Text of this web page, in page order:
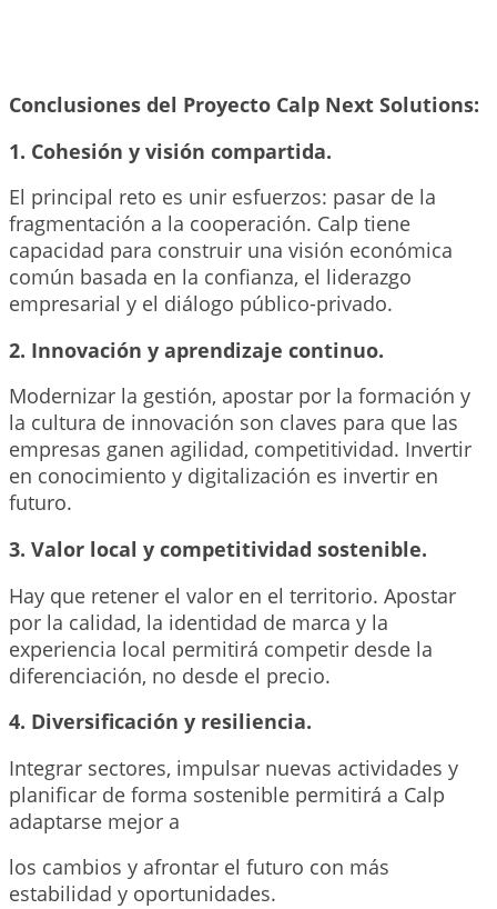
Conclusiones del Proyecto Calp Next Solutions:
1. Cohesión y visión compartida.
El principal reto es unir esfuerzos: pasar de la
fragmentación a la cooperación. Calp tiene
capacidad para construir una visión económica
común basada en la confianza, el liderazgo
empresarial y el diálogo público-privado.
2. Innovación y aprendizaje continuo.
Modernizar la gestión, apostar por la formación y
la cultura de innovación son claves para que las
empresas ganen agilidad, competitividad. Invertir
en conocimiento y digitalización es invertir en
futuro.
3. Valor local y competitividad sostenible.
Hay que retener el valor en el territorio. Apostar
por la calidad, la identidad de marca y la
experiencia local permitirá competir desde la
diferenciación, no desde el precio.
4. Diversificación y resiliencia.
Integrar sectores, impulsar nuevas actividades y
planificar de forma sostenible permitirá a Calp
adaptarse mejor a
los cambios y afrontar el futuro con más
estabilidad y oportunidades.